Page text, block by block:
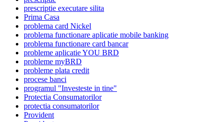
prescriptie executare silita
Prima Casa
problema card Nickel
problema functionare aplicatie mobile banking
problema functionare card bancar
probleme aplicatie YOU BRD
probleme myBRD
probleme plata credit
procese banci
programul "Investeste in tine"
Protectia Consumatorilor
protectia consumatorilor
Provident